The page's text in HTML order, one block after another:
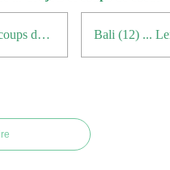
Vietnam du Sud ... Trajets et coups de coeur